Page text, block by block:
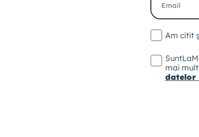
Am citit
mai
datelor